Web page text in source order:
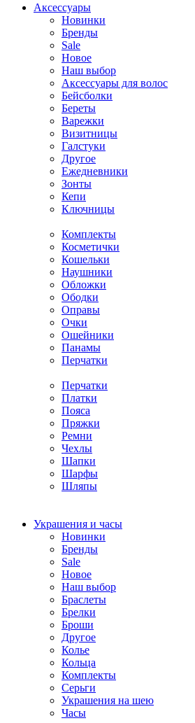
Аксессуары
Новинки
Бренды
Sale
Новое
Наш выбор
Аксессуары для волос
Бейсболки
Береты
Варежки
Визитницы
Галстуки
Другое
Ежедневники
Зонты
Кепи
Ключницы
Комплекты
Косметички
Кошельки
Наушники
Обложки
Ободки
Оправы
Очки
Ошейники
Панамы
Перчатки
Перчатки
Платки
Пояса
Пряжки
Ремни
Чехлы
Шапки
Шарфы
Шляпы
Украшения и часы
Новинки
Бренды
Sale
Новое
Наш выбор
Браслеты
Брелки
Броши
Другое
Колье
Кольца
Комплекты
Серьги
Украшения на шею
Часы